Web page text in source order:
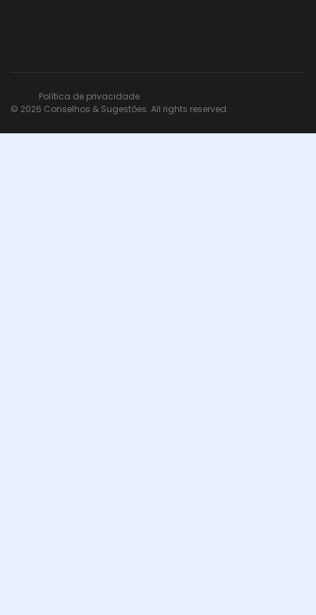
Política de privacidade
© 2026 Conselhos & Sugestões. All rights reserved.